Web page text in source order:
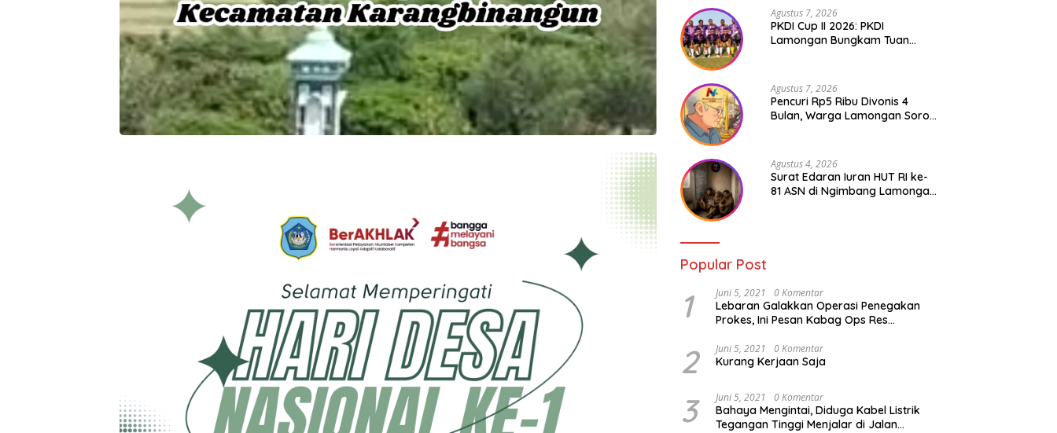
Agustus 7, 2026
PKDI Cup II 2026: PKDI
Lamongan Bungkam Tuan
Agustus 7, 2026
Pencuri Rp5 Ribu Divonis 4
Bulan, Warga Lamongan Soroti
Agustus 4, 2026
Surat Edaran Iuran HUT RI ke-
81 ASN di Ngimbang Lamongan
Popular Post
1 Juni 5, 2021 0 Komentar
Lebaran Galakkan Operasi Penegakan
Prokes, Ini Pesan Kabag Ops Res
2 Juni 5, 2021 0 Komentar
Kurang Kerjaan Saja
3 Juni 5, 2021 0 Komentar
Bahaya Mengintai, Diduga Kabel Listrik
Tegangan Tinggi Menjalar di Jalan